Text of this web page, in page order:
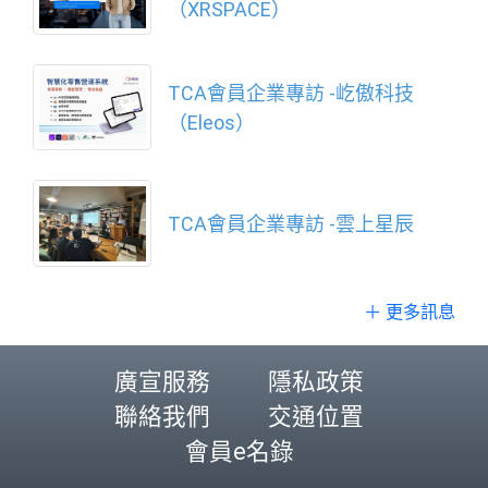
（XRSPACE）
TCA會員企業專訪 -屹傲科技
（Eleos）
TCA會員企業專訪 -雲上星辰
＋ 更多訊息
廣宣服務
隱私政策
聯絡我們
交通位置
會員e名錄